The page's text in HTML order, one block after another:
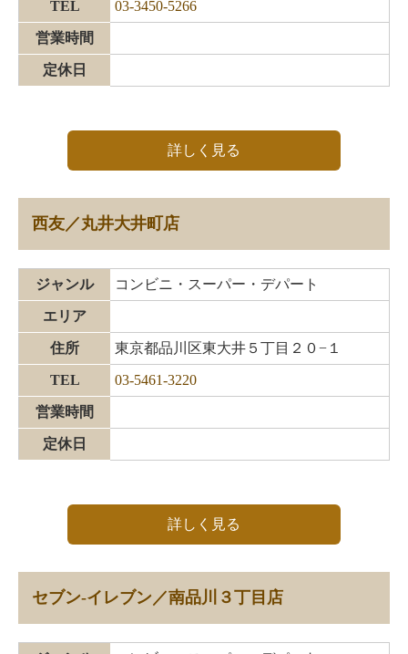
TEL 03-3450-5266
営業時間
定休日
詳しく見る
西友／丸井大井町店
ジャンル コンビニ・スーパー・デパート
エリア
住所 東京都品川区東大井５丁目２０−１
TEL 03-5461-3220
営業時間
定休日
詳しく見る
セブン‐イレブン／南品川３丁目店